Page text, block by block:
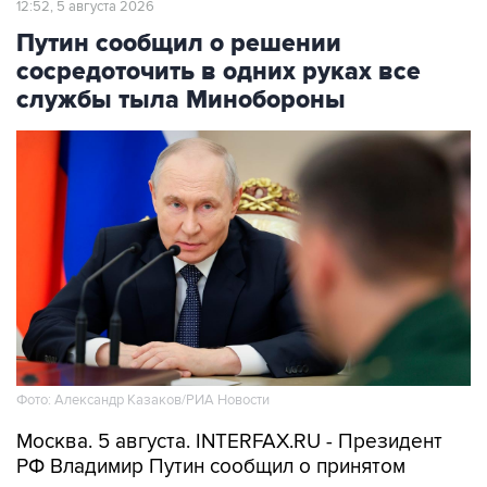
сосредоточить в одних руках все
службы тыла Минобороны
Фото: Александр Казаков/РИА Новости
Москва. 5 августа. INTERFAX.RU - Президент
решении сосредоточить в одних руках все
службы тыла министерства обороны, на